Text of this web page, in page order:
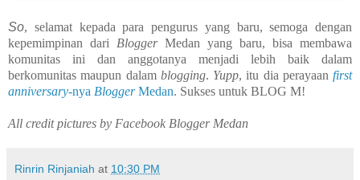
So, selamat kepada para pengurus yang baru, semoga dengan
kepemimpinan dari BloggerMedan yang baru, bisa membawa
komunitas ini dan anggotanya menjadi lebih baik dalam
berkomunitas maupun dalam blogging. Yupp, itu dia perayaan first
anniversary-nya BloggerMedan. Sukses untuk BLOG M!
All credit pictures by Facebook Blogger Medan
Rinrin Rinjaniah at 10:30 PM